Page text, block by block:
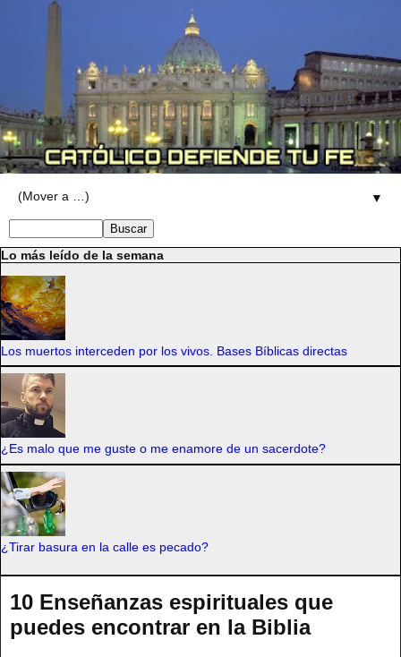
▼
Lo más leído de la semana
Los muertos interceden por los vivos. Bases Bíblicas directas
¿Es malo que me guste o me enamore de un sacerdote?
¿Tirar basura en la calle es pecado?
10 Enseñanzas espirituales que
puedes encontrar en la Biblia